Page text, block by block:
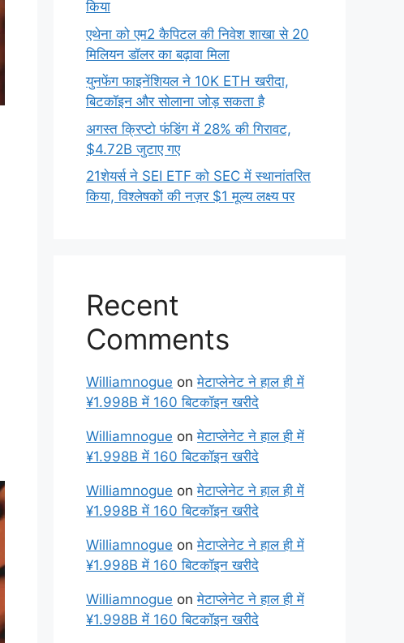
किया
एथेना को एम2 कैपिटल की निवेश शाखा से 20
मिलियन डॉलर का बढ़ावा मिला
युनफेंग फाइनेंशियल ने 10K ETH खरीदा,
बिटकॉइन और सोलाना जोड़ सकता है
अगस्त क्रिप्टो फंडिंग में 28% की गिरावट,
$4.72B जुटाए गए
21शेयर्स ने SEI ETF को SEC में स्थानांतरित
किया, विश्लेषकों की नज़र $1 मूल्य लक्ष्य पर
Recent
Comments
Williamnogue onमेटाप्लेनेट ने हाल ही में
¥1.998B में 160 बिटकॉइन खरीदे
Williamnogue onमेटाप्लेनेट ने हाल ही में
¥1.998B में 160 बिटकॉइन खरीदे
Williamnogue onमेटाप्लेनेट ने हाल ही में
¥1.998B में 160 बिटकॉइन खरीदे
Williamnogue onमेटाप्लेनेट ने हाल ही में
¥1.998B में 160 बिटकॉइन खरीदे
Williamnogue onमेटाप्लेनेट ने हाल ही में
¥1.998B में 160 बिटकॉइन खरीदे